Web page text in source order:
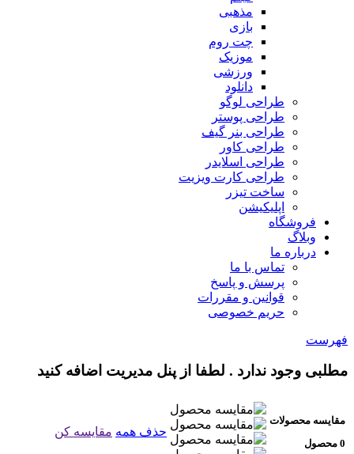
مذهبی
بازی
چت روم
موزیک
ورزشی
دانلود
طراحی لوگو
طراحی پوستر
طراحی بنر گیف
طراحی کاور
طراحی اسلایدر
طراحی کارت ویزیت
ساخت تیزر
اپلیکیشن
فروشگاه
وبلاگ
درباره ما
تماس با ما
پرسش و پاسخ
قوانین و مقررات
حریم خصوصی
فهرست
مطلبی وجود ندارد . لطفا از پنل مدیریت اضافه کنید
مقایسه محصولات
0 محصول
حذف همه مقایسه کن